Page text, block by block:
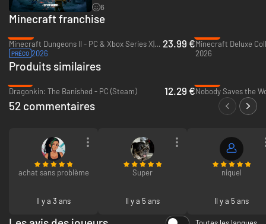
6
Minecraft franchise
Minecraft Dungeons II - PC & Xbox Series X|S (Microsoft Store)
PRÉCO 2026
23.99 €
2026
Produits similaires
Dragonkin: The Banished - PC (Steam)
12.29 €Nobody Saves the
52 commentaires
achat sans problème
Il y a 3 ans
Super
Il y a 5 ans
niquel
Il y a 5 ans